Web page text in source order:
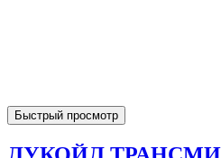
Быстрый просмотр